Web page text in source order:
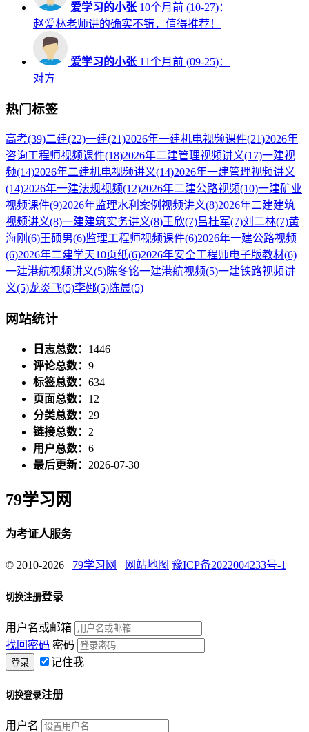
爱学习的小张 10个月前 (10-27)：
赵爱林老师讲的确实不错，值得推荐！
爱学习的小张 11个月前 (09-25)：
对方
热门标签
高考(39)二建(22)一建(21)2026年一建机电视频课件(21)2026年
咨询工程师视频课件(18)2026年二建管理视频讲义(17)一建视
频(14)2026年二建机电视频讲义(14)2026年一建管理视频讲义
(14)2026年一建法规视频(12)2026年二建公路视频(10)一建矿业
视频课件(9)2026年监理水利案例视频讲义(8)2026年二建建筑
视频讲义(8)一建建筑实务讲义(8)王欣(7)吕桂军(7)刘二林(7)黄
海刚 (6)王硕男(6)监理工程师视频课件(6)2026年一建公路视频
(6)2026年二建学天10页纸(6)2026年安全工程师电子版教材(6)
一建港航视频讲义(5)陈冬铭一建港航视频(5)一建铁路视频讲
义(5)龙炎飞(5)李娜(5)陈晨(5)
网站统计
日志总数： 1446
评论总数： 9
标签总数： 634
页面总数： 12
分类总数： 29
链接总数： 2
用户总数： 6
最后更新： 2026-07-30
79学习网
为考证人服务
© 2010-2026 79学习网 网站地图 豫ICP备2022004233号-1
切换注册登录
用户名或邮箱
找回密码 密码
记住我
切换登录注册
用户名